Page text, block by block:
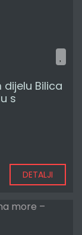
Bilica
s
DETALJI